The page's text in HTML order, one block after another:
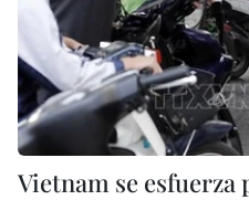
Vietnam se